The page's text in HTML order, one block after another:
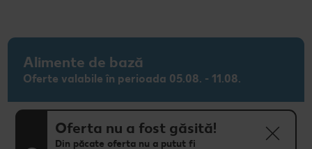
Alimente de bază
Oferte valabile în perioada 05.08. - 11.08.
Oferta nu a fost găsită!
Din păcate oferta nu a putut fi